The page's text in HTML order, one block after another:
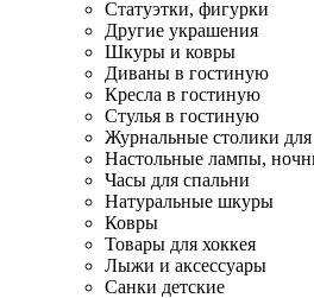
Статуэтки, фигурки
Другие украшения
Шкуры и ковры
Диваны в гостиную
Кресла в гостиную
Стулья в гостиную
Журнальные столики для
Настольные лампы,
Часы для спальни
Натуральные шкуры
Ковры
Товары для хоккея
Лыжи и аксессуары
Санки детские